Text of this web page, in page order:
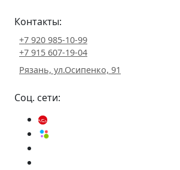
Контакты:
+7 920 985-10-99
+7 915 607-19-04
Рязань, ул.Осипенко, 91
Соц. сети: